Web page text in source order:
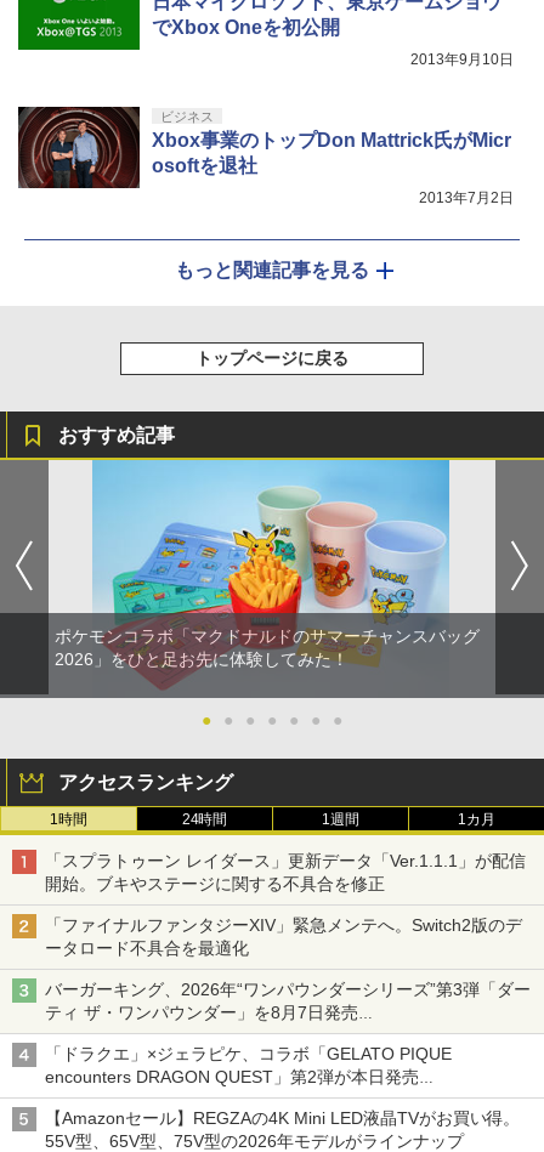
でXbox Oneを初公開
2013年9月10日
ビジネス
Xbox事業のトップDon Mattrick氏がMicr
osoftを退社
2013年7月2日
もっと関連記事を見る
トップページに戻る
おすすめ記事
ポケモンコラボ「マクドナルドのサマーチャンスバッグ
2026」をひと足お先に体験してみた！
● ● ● ● ● ● ●
アクセスランキング
1時間 24時間 1週間 1カ月
「スプラトゥーン レイダース」更新データ「Ver.1.1.1」が配信
開始。ブキやステージに関する不具合を修正
「ファイナルファンタジーXIV」緊急メンテへ。Switch2版のデ
ータロード不具合を最適化
バーガーキング、2026年“ワンパウンダーシリーズ”第3弾「ダー
ティ ザ・ワンパウンダー」を8月7日発売
「特製ガーリックマヨソース」を使用した超大型チーズバーガー
「ドラクエ」×ジェラピケ、コラボ「GELATO PIQUE
encounters DRAGON QUEST」第2弾が本日発売
アイスカップに入ったスライムやわたぼう、ベビーサタンなどが
オリジナルアートで登場
【Amazonセール】REGZAの4K Mini LED液晶TVがお買い得。
55V型、65V型、75V型の2026年モデルがラインナップ